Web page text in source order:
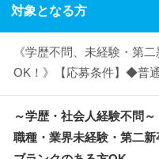
対象となる方
《学歴不問、未経験・第
OK！》【応募条件】◆普
～学歴・社会人経験不問～
職種・業界未経験・第二新